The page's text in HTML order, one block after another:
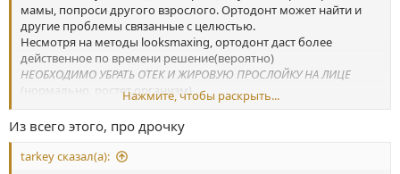
мамы, попроси другого взрослого. Ортодонт может найти и
другие проблемы связанные с целюстью.
Несмотря на методы looksmaxing, ортодонт даст более
действенное по времени решение(вероятно)
НЕОБХОДИМО УБРАТЬ ОТЕК И ЖИРОВУЮ ПРОСЛОЙКУ НА ЛИЦЕ
(нормально, ростет организм)
А для начала пока это :
-держи спину ровно, также выпрями плечи
-Активно займись спортом(растяжки, поднимание гантелей на
разные группы мышц, бег, приседания, подтягивания,
Нажмите, чтобы раскрыть...
Из всего этого, про дрочку
tarkey сказал(а):